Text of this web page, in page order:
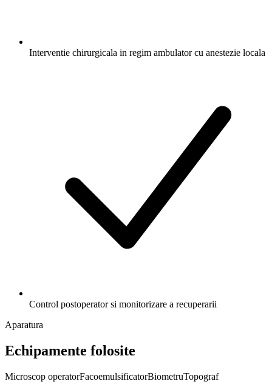
Interventie chirurgicala in regim ambulator cu anestezie locala
Control postoperator si monitorizare a recuperarii
Aparatura
Echipamente folosite
Microscop operatorFacoemulsificatorBiometruTopograf